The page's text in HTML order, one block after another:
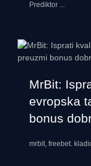
Prediktor ...
MrBit:
evropska
bonus
mrbit, freebet.